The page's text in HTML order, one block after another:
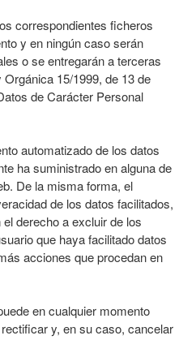
correspondientes ficheros
y en ningún caso serán
o se entregarán a terceras
15/1999, de 13 de
de Carácter Personal
automatizado de los datos
ha suministrado en alguna de
De la misma forma, el
de los datos facilitados,
derecho a excluir de los
que haya facilitado datos
acciones que procedan en
en cualquier momento
y, en su caso, cancelar